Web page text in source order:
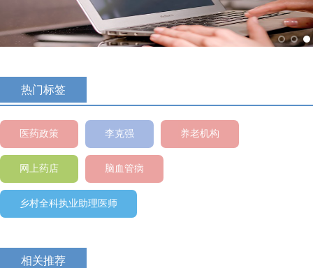
热门标签
医药政策 李克强 养老机构
网上药店 脑血管病
乡村全科执业助理医师
相关推荐